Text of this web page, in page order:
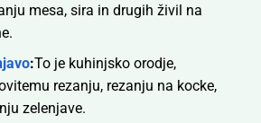
mesa, sira in drugih živil na
:To je kuhinjsko orodje,
rezanju, rezanju na kocke,
zelenjave.